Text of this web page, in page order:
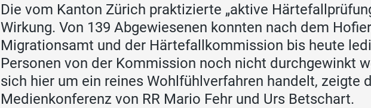
Die vom Kanton Zürich praktizierte „aktive
Wirkung. Von 139 Abgewiesenen konnten nach dem
Migrationsamt und der Härtefallkommission bis heute
Personen von der Kommission noch nicht durchgewinkt
sich hier um ein reines Wohlfühlverfahren handelt, zeigte
Medienkonferenz von RR Mario Fehr und Urs Betschart.